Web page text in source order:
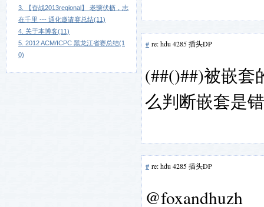
3. 【奋战2013regional】 老骥伏枥，志
在千里 --- 通化邀请赛总结(11)
4. 关于本博客(11)
5. 2012 ACM/ICPC 黑龙江省赛总结(1
0)
# re: hdu 4285 插头DP
(##()##)被嵌套
么判断嵌套是
# re: hdu 4285 插头DP
@foxandhuzh